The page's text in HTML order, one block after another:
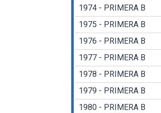
1974 - PRIMERA B
1975 - PRIMERA B
1976 - PRIMERA B
1977 - PRIMERA B
1978 - PRIMERA B
1979 - PRIMERA B
1980 - PRIMERA B